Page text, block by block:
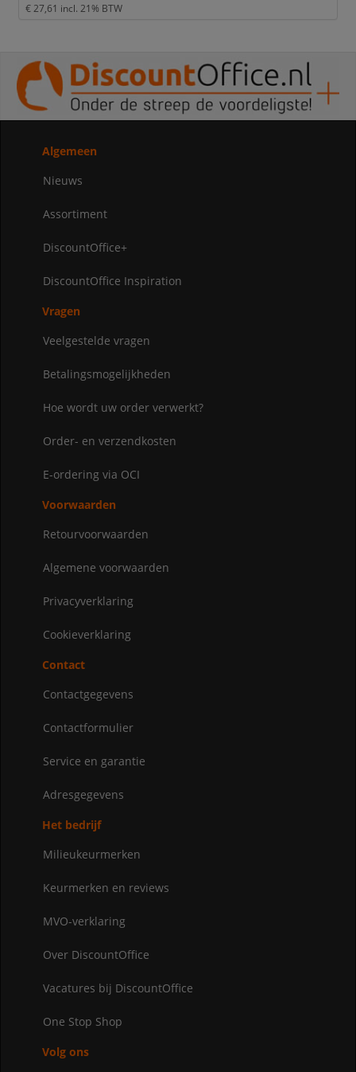
€ 27,61 incl. 21% BTW
Algemeen
Nieuws
Assortiment
DiscountOffice+
DiscountOffice Inspiration
Vragen
Veelgestelde vragen
Betalingsmogelijkheden
Hoe wordt uw order verwerkt?
Order- en verzendkosten
E-ordering via OCI
Voorwaarden
Retourvoorwaarden
Algemene voorwaarden
Privacyverklaring
Cookieverklaring
Contact
Contactgegevens
Contactformulier
Service en garantie
Adresgegevens
Het bedrijf
Milieukeurmerken
Keurmerken en reviews
MVO-verklaring
Over DiscountOffice
Vacatures bij DiscountOffice
One Stop Shop
Volg ons